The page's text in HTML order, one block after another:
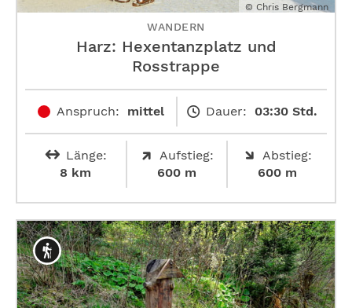
© Chris Bergmann
WANDERN
Harz: Hexentanzplatz und
Rosstrappe
Anspruch: mittel Dauer: 03:30 Std.
Länge:
8 km
Aufstieg:
600 m
Abstieg:
600 m